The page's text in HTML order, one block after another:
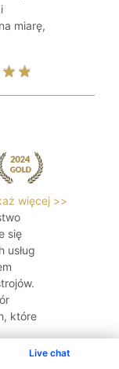
Live chat
miarę,
więcej >>
się
usług
które